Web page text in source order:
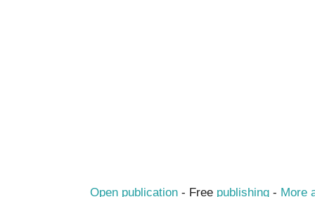
Open publication - Free publishing - More